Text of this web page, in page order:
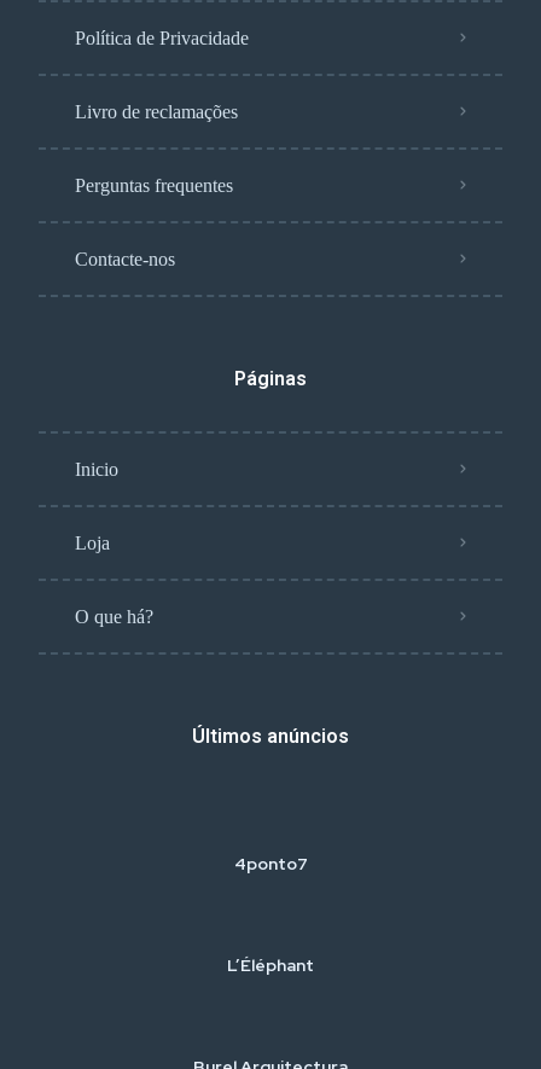
Política de Privacidade
Livro de reclamações
Perguntas frequentes
Contacte-nos
Páginas
Inicio
Loja
O que há?
Últimos anúncios
4ponto7
L’Éléphant